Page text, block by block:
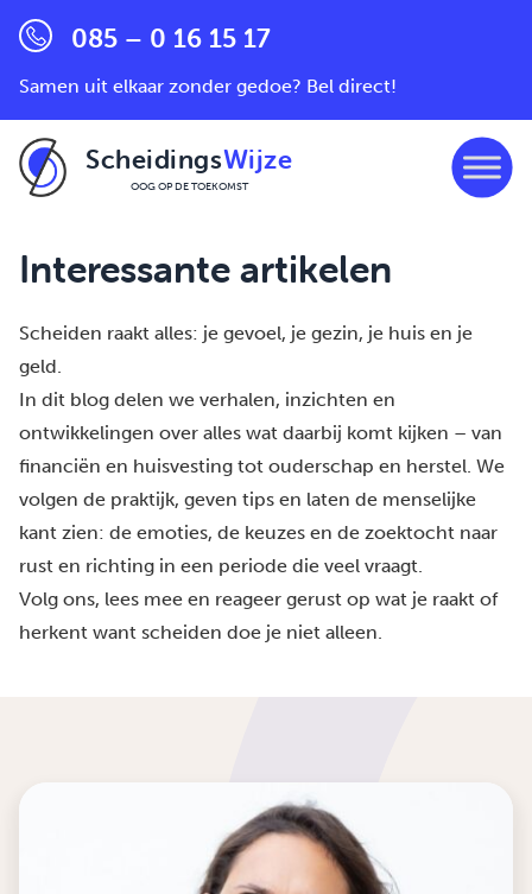
085 – 0 16 15 17
Samen uit elkaar zonder gedoe? Bel direct!
ScheidingsWijze
OOG OP DE TOEKOMST
Interessante artikelen
Scheiden raakt alles: je gevoel, je gezin, je huis en je
geld.
In dit blog delen we verhalen, inzichten en
ontwikkelingen over alles wat daarbij komt kijken – van
financiën en huisvesting tot ouderschap en herstel. We
volgen de praktijk, geven tips en laten de menselijke
kant zien: de emoties, de keuzes en de zoektocht naar
rust en richting in een periode die veel vraagt.
Volg ons, lees mee en reageer gerust op wat je raakt of
herkent want scheiden doe je niet alleen.